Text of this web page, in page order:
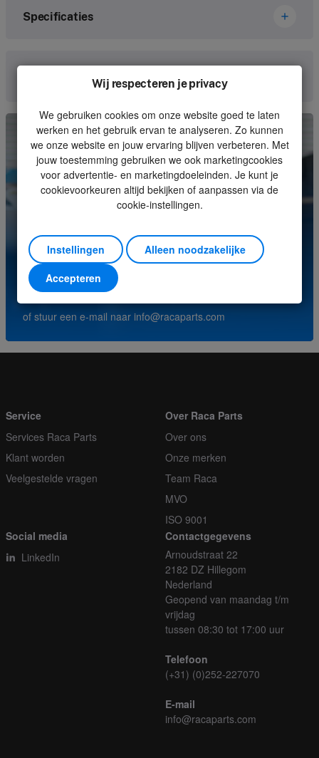
Specificaties
Merk
Hetronic
Soort
Joystick
Eenheid
Stuk
Minimale bestelhoeveelheid
1
1
ons servicecenter.
(+31) (0)252-227070
of stuur een e-mail naar info@racaparts.com
Wij respecteren je privacy
We gebruiken cookies om onze website goed te laten
werken en het gebruik ervan te analyseren. Zo kunnen
we onze website en jouw ervaring blijven verbeteren. Met
jouw toestemming gebruiken we ook marketingcookies
voor advertentie- en marketingdoeleinden. Je kunt je
cookievoorkeuren altijd bekijken of aanpassen via de
cookie-instellingen.
Instellingen
Alleen noodzakelijke
Accepteren
Service
Services Raca Parts
Klant worden
Veelgestelde vragen
Over Raca Parts
Over ons
Onze merken
Team Raca
MVO
ISO 9001
Social media
LinkedIn
Contactgegevens
Arnoudstraat 22
2182 DZ Hillegom
Nederland
Geopend van maandag t/m
vrijdag
tussen 08:30 tot 17:00 uur
Telefoon
(+31) (0)252-227070
E-mail
info@racaparts.com